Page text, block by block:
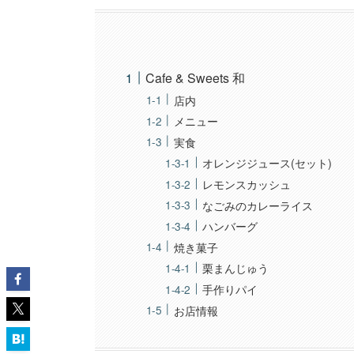
Cafe & Sweets 和
店内
メニュー
実食
オレンジジュース(セット)
レモンスカッシュ
なごみのカレーライス
ハンバーグ
焼き菓子
栗まんじゅう
手作りパイ
お店情報